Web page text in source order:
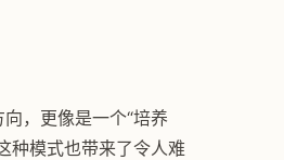
，更像是一个“培养
种模式也带来了令人难